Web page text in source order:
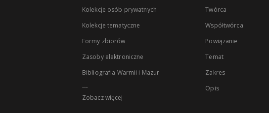
Kolekcje osób prywatnych
Kolekcje tematyczne
Formy zbiorów
Zasoby elektroniczne
Bibliografia Warmii i Mazur
...
Zobacz więcej
Twórca
Współtwórca
Powiązanie
Temat
Zakres
Opis